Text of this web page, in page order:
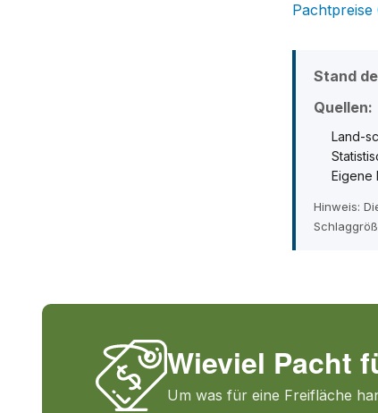
Pachtpreise
Stand
Quellen:
Land-
Eigene
Hinweis:
Wieviel Pacht
Um was für eine Freifläche